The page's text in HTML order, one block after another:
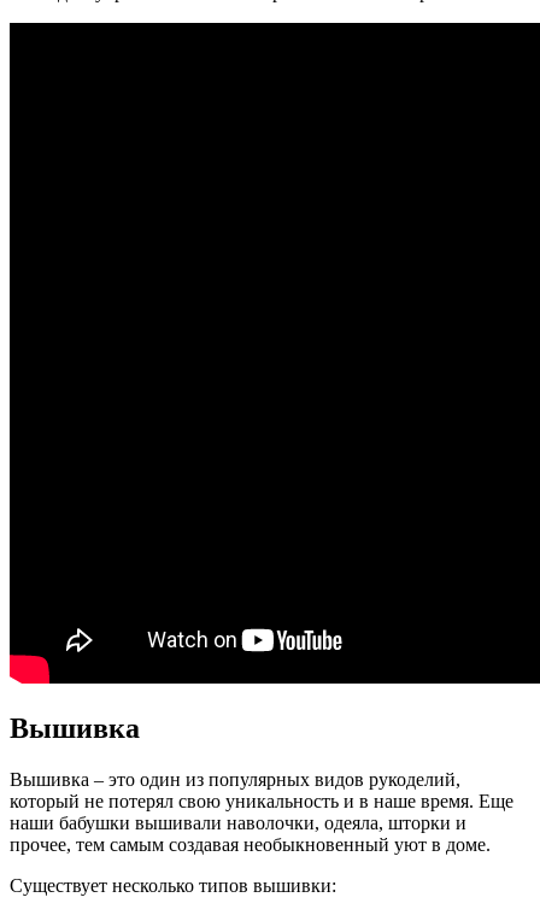
Вышивка
Вышивка – это один из популярных видов рукоделий,
который не потерял свою уникальность и в наше время. Еще
наши бабушки вышивали наволочки, одеяла, шторки и
прочее, тем самым создавая необыкновенный уют в доме.
Существует несколько типов вышивки: